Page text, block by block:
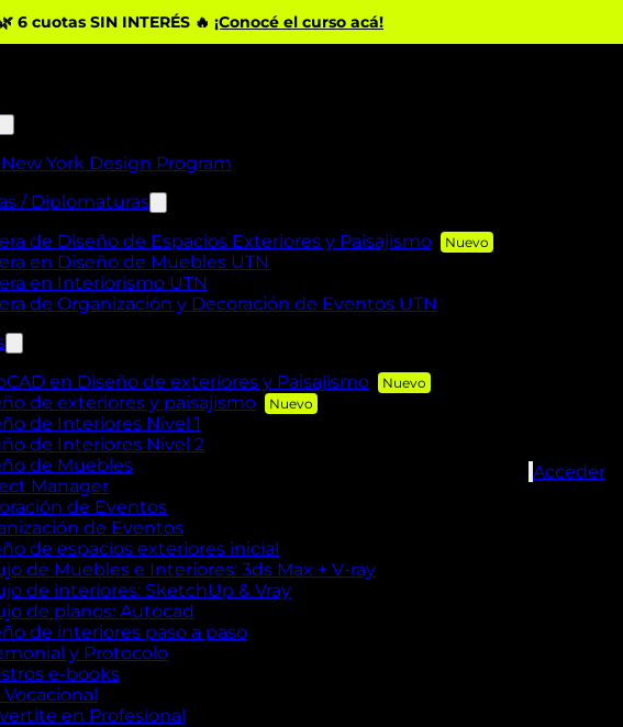
6 cuotas SIN INTERÉS 🔥 ¡Conocé el curso acá!
York Design Program
/ Diplomaturas
de Diseño de Espacios Exteriores y Paisajismo
en Diseño de Muebles UTN
en Interiorismo UTN
de Organización y Decoración de Eventos UTN
en Diseño de exteriores y Paisajismo
de exteriores y paisajismo
de Interiores Nivel 1
de Interiores Nivel 2
de Muebles
Manager
de Eventos
de Eventos
de espacios exteriores inicial
de Muebles e Interiores: 3ds Max + V-ray
de interiores: SketchUp & Vray
de planos: Autocad
de interiores paso a paso
y Protocolo
e-books
Vocacional
en Profesional
Acceder